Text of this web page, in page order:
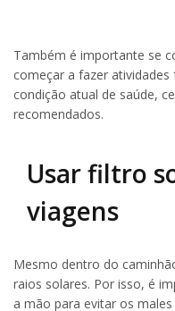
Também é importante se
começar a fazer atividades
condição atual de saúde,
recomendados.
Usar filtro
viagens
Mesmo dentro do
raios solares. Por isso, é
a mão para evitar os